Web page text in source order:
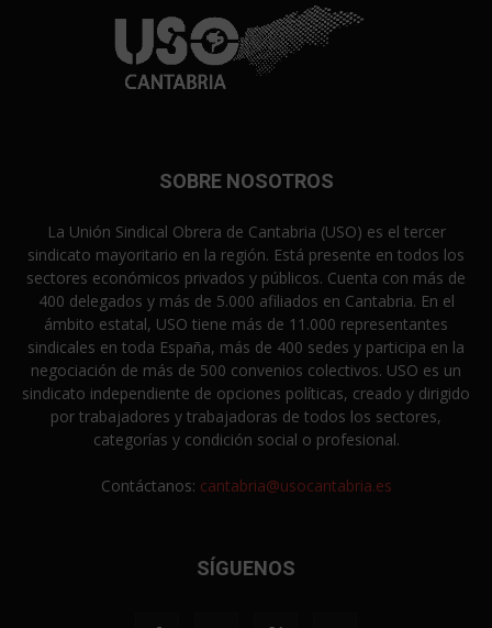
SOBRE NOSOTROS
La Unión Sindical Obrera de Cantabria (USO) es el tercer
sindicato mayoritario en la región. Está presente en todos los
sectores económicos privados y públicos. Cuenta con más de
400 delegados y más de 5.000 afiliados en Cantabria. En el
ámbito estatal, USO tiene más de 11.000 representantes
sindicales en toda España, más de 400 sedes y participa en la
negociación de más de 500 convenios colectivos. USO es un
sindicato independiente de opciones políticas, creado y dirigido
por trabajadores y trabajadoras de todos los sectores,
categorías y condición social o profesional.
Contáctanos: cantabria@usocantabria.es
SÍGUENOS